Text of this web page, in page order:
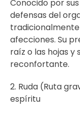
Conocido por
defensas del
afecciones. Su
raíz o las hojas y
reconfortante.
2. Ruda (Ruta
espíritu